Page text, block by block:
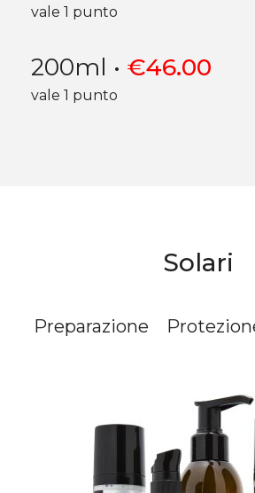
vale 1 punto
200ml • €46.00
vale 1 punto
Solari
Preparazione